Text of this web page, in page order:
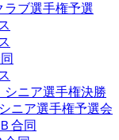
ブ選手権予選
ニア選手権決勝
ニア選手権予選会
合同